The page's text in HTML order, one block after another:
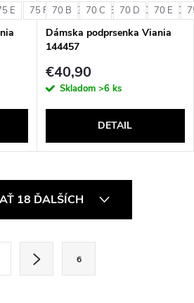
E 75 F 75 G 80 B 80 C 80 D
70 B 70 C 70 D 70 E
Dámska podprsenka Viania
144457
€40,90
Skladom >6 ks
DETAIL
18 ĎALŠÍCH
6